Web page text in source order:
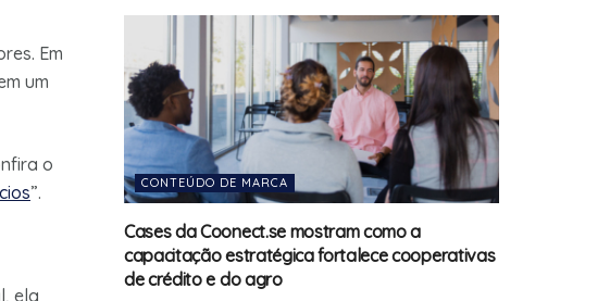
Em
um
o
”.
ela
CONTEÚDO DE MARCA
Cases da Coonect.se mostram como a
capacitação estratégica fortalece cooperativas
de crédito e do agro